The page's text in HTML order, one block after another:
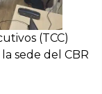
(TCC)
sede del CBR